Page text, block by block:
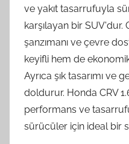
ve yakıt tasarrufuyla
karşılayan bir
şanzımanı ve çevre
keyifli hem de
Ayrıca şık tasarımı ve
doldurur. Honda CRV
performans ve
sürücüler için ideal bir